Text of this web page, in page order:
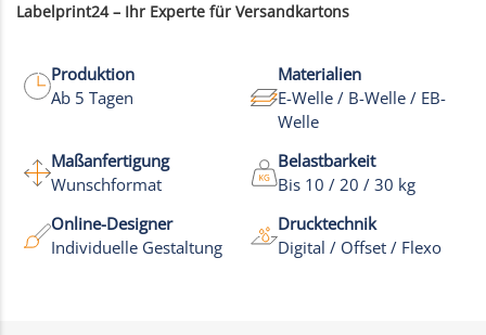
Labelprint24 – Ihr Experte für Versandkartons
Produktion
Ab 5 Tagen
Materialien
E-Welle / B-Welle / EB-
Welle
Maßanfertigung
Wunschformat
Belastbarkeit
Bis 10 / 20 / 30 kg
Online-Designer
Individuelle Gestaltung
Drucktechnik
Digital / Offset / Flexo